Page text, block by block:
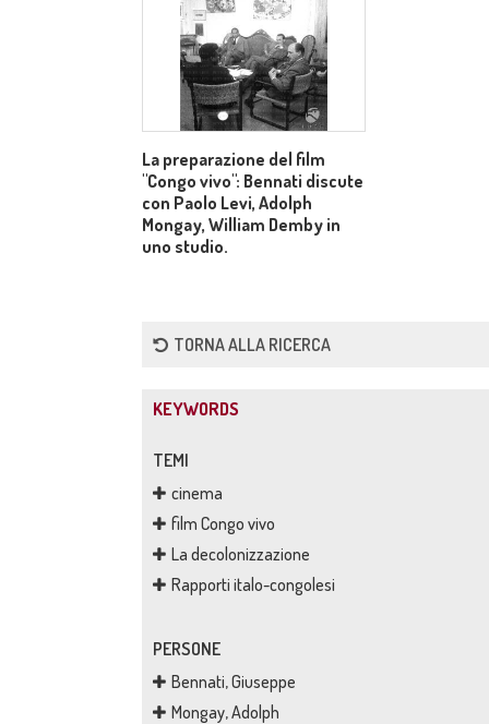
La preparazione del film
"Congo vivo": Bennati discute
con Paolo Levi, Adolph
Mongay, William Demby in
uno studio.
TORNA ALLA RICERCA
KEYWORDS
TEMI
cinema
film Congo vivo
La decolonizzazione
Rapporti italo-congolesi
PERSONE
Bennati, Giuseppe
Mongay, Adolph